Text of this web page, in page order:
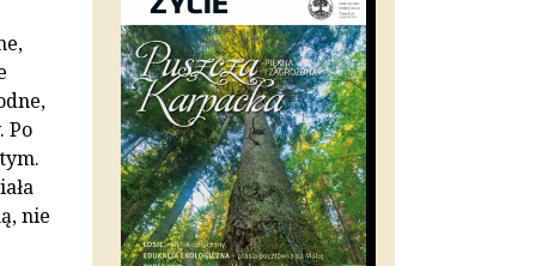
Po
nie